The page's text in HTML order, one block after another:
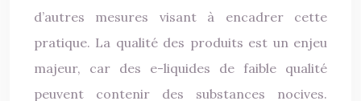
d’autres mesures visant à encadrer cette
pratique. La qualité des produits est un enjeu
majeur, car des e-liquides de faible qualité
peuvent contenir des substances nocives.